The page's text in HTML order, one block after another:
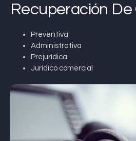
Recuperación
Preventiva
Administrativa
Prejurídica
Jurídico comercial